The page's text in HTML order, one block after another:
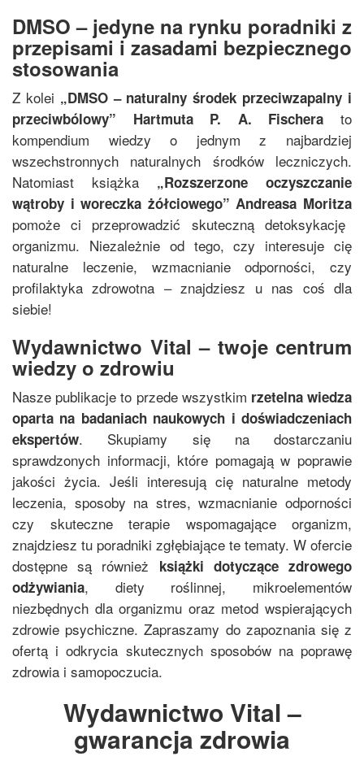
DMSO – jedyne na rynku poradniki z
przepisami i zasadami bezpiecznego
stosowania
Z kolei „DMSO – naturalny środek przeciwzapalny i
przeciwbólowy” Hartmuta P. A. Fischera to
kompendium wiedzy o jednym z najbardziej
wszechstronnych naturalnych środków leczniczych.
Natomiast książka „Rozszerzone oczyszczanie
wątroby i woreczka żółciowego”Andreasa Moritza
pomoże ci przeprowadzić skuteczną detoksykację
organizmu. Niezależnie od tego, czy interesuje cię
naturalne leczenie, wzmacnianie odporności, czy
profilaktyka zdrowotna – znajdziesz u nas coś dla
siebie!
Wydawnictwo Vital – twoje centrum
wiedzy o zdrowiu
Nasze publikacje to przede wszystkim rzetelna wiedza
oparta na badaniach naukowych i doświadczeniach
ekspertów. Skupiamy się na dostarczaniu
sprawdzonych informacji, które pomagają w poprawie
jakości życia. Jeśli interesują cię naturalne metody
leczenia, sposoby na stres, wzmacnianie odporności
czy skuteczne terapie wspomagające organizm,
znajdziesz tu poradniki zgłębiające te tematy. W ofercie
dostępne są również książki dotyczące zdrowego
odżywiania, diety roślinnej, mikroelementów
niezbędnych dla organizmu oraz metod wspierających
zdrowie psychiczne. Zapraszamy do zapoznania się z
ofertą i odkrycia skutecznych sposobów na poprawę
zdrowia i samopoczucia.
Wydawnictwo Vital –
gwarancja zdrowia